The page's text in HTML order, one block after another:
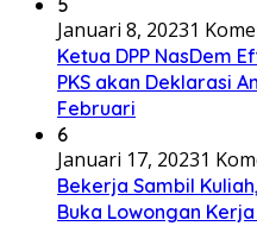
5
Januari 8, 20231
Ketua DPP NasDem
PKS akan Deklarasi
Februari
6
Januari 17, 20231
Bekerja Sambil
Buka Lowongan